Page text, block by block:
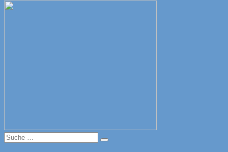
Suche
nach:
Suche